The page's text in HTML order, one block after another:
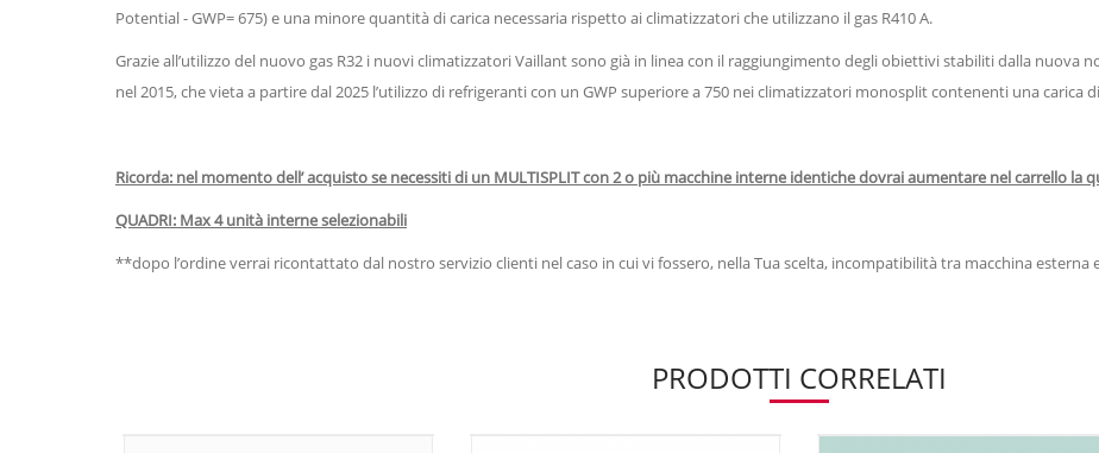
Potential - GWP= 675) e una minore quantità di carica necessaria rispetto ai climatizzatori che utilizzano il gas R410 A.
Grazie all’utilizzo del nuovo gas R32 i nuovi climatizzatori Vaillant sono già in linea con il raggiungimento degli obiettivi stabiliti dalla nuova
nel 2015, che vieta a partire dal 2025 l’utilizzo di refrigeranti con un GWP superiore a 750 nei climatizzatori monosplit contenenti una carica
Ricorda: nel momento dell’ acquisto se necessiti di un MULTISPLIT con 2 o più macchine interne identiche dovrai aumentare nel carrello
QUADRI: Max 4 unità interne selezionabili
**dopo l’ordine verrai ricontattato dal nostro servizio clienti nel caso in cui vi fossero, nella Tua scelta, incompatibilità tra macchina esterna
PRODOTTI CORRELATI